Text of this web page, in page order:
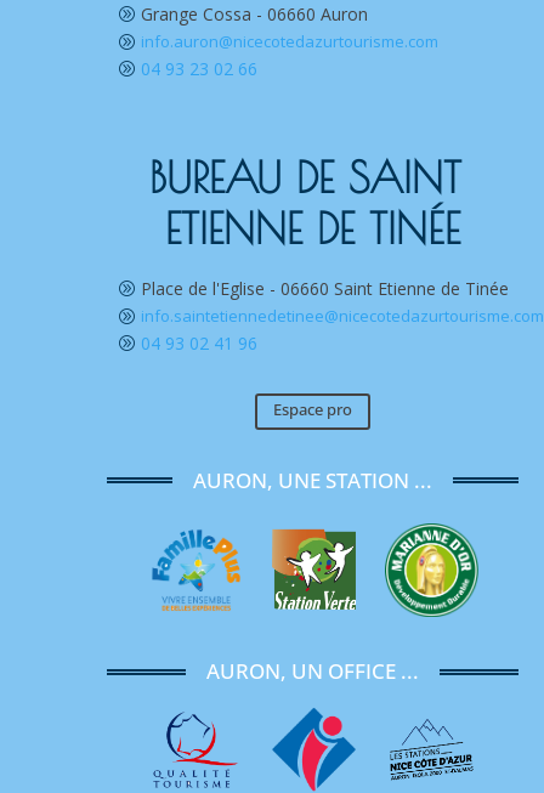
A Grange Cossa - 06660 Auron
A info.auron@nicecotedazurtourisme.com
A 04 93 23 02 66
BUREAU DE SAINT
ETIENNE DE TINÉE
A Place de l'Eglise - 06660 Saint Etienne de Tinée
A info.saintetiennedetinee@nicecotedazurtourisme.com
A 04 93 02 41 96
Espace pro
AURON, UNE STATION ...
AURON, UN OFFICE ...